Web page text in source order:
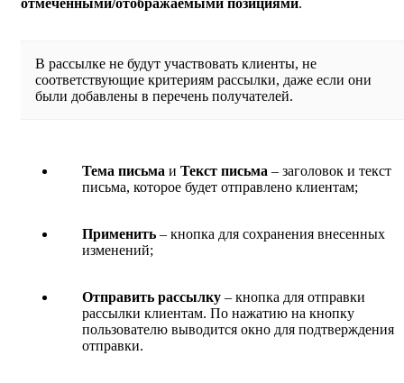
отмеченными/отображаемыми позициями.
В рассылке не будут участвовать клиенты, не
соответствующие критериям рассылки, даже если они
были добавлены в перечень получателей.
Тема письма и Текст письма – заголовок и текст
письма, которое будет отправлено клиентам;
Применить – кнопка для сохранения внесенных
изменений;
Отправить рассылку – кнопка для отправки
рассылки клиентам. По нажатию на кнопку
пользователю выводится окно для подтверждения
отправки.